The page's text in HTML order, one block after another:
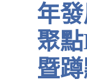
年
聚點
暨